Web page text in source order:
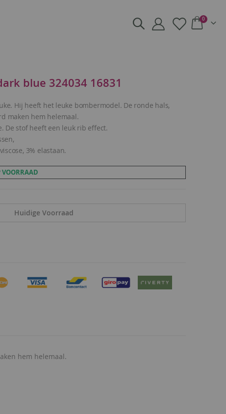
0
blue 324034 16831
Hij heeft het leuke bombermodel. De ronde hals,
maken hem helemaal.
De stof heeft een leuk rib effect.
3% elastaan.
VOORRAAD
Huidige Voorraad
hem helemaal.